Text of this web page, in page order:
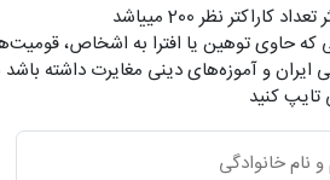
کاراکتر نظر 200 ميياشد
که حاوی توهین یا افترا به اشخاص،
ایران و آموزه‌های دینی مغایرت داشته
تایپ کنید